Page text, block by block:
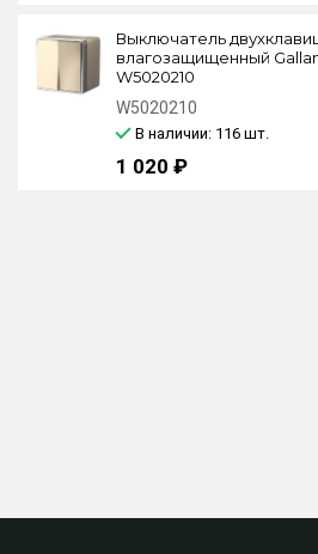
Выключатель
влагозащищенный
W5020210
W5020210
В наличии: 116 шт.
1 020 ₽